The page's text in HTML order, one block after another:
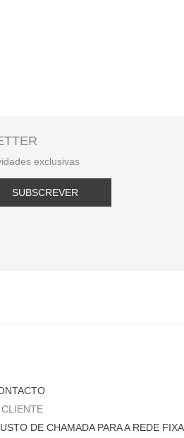
exclusivas
SUBSCREVER
DE CHAMADA PARA A REDE FIXA